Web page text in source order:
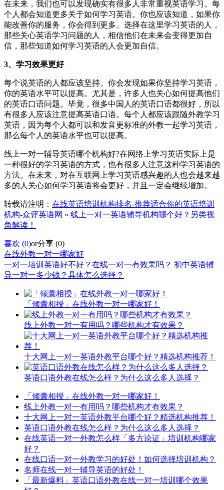
在未来，我们也可以发现确实有很多人非常重视英语学习。每
个人都会知道更多关于如何学习英语。你也应该知道，如果你
能改善你的服务，你会得到更多。选择在这里学习英语的人，
那些关心英语学习问题的人，相信他们在未来会变得更加自
信，那些知道如何学习英语的人会更加自信。
3、学习效果更好
每个说英语的人都应该坚持。你会发现如果你坚持学习英语，
你的英语水平可以提高。尤其是，许多人也关心如何提高他们
的英语口语问题。毕竟，很多中国人的英语口语都很好，所以
有很多人应该注意提高英语口语。每个人都应该跟随外教学习
英语，因为每个人都可以和发音更标准的外教一起学习英语，
那么每个人的英语水平也可以提高。
线上一对一辅导英语哪个机构好?在网络上学习英语实际上是
一种很好的学习英语的方式，也有很多人注意这种学习英语的
方法。在未来，对在互联网上学习英语感兴趣的人也会越来越
多的人关心如何学习英语将会更好，并且一定会继续增加。
转载请注明： 在线英语培训机构排名-推荐适合你的英语培训
机构-众评英语网 » 线上一对一英语辅导机构哪个好？另类视
角解读！
喜欢 (0)or分享 (0)
在线外教一对一哪家好
一对一培训英语好不好？在线一对一有效果吗？ 初中英语辅
导一对一多少钱？具体怎么选择？
「倾囊相授」在线外教一对一哪家好！
线上外教一对一有用吗？哪些机构才有效果？
十大网上一对一英语外教平台哪个好？精选机构推荐！
英语口语外教在线怎么样？为什么这么多人选择？
「倾囊相授」在线外教一对一哪家好！
线上外教一对一有用吗？哪些机构才有效果？
十大网上一对一英语外教平台哪个好？精选机构推荐！
英语口语外教在线怎么样？为什么这么多人选择？
在线英语一对一外教怎么样「多方论证」培训机构哪家
好？
在线口语一对一外教学习的好处！如何选择培训机构？
名师在线一对一辅导英语的好处！
「最新爆料」英语口语外教在线一对一培训哪个效果